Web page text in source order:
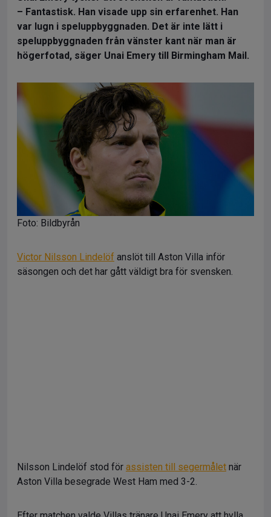
– Fantastisk. Han visade upp sin erfarenhet. Han
var lugn i speluppbyggnaden. Det är inte lätt i
speluppbyggnaden från vänster kant när man är
högerfotad, säger Unai Emery till Birmingham Mail.
Foto: Bildbyrån
Victor Nilsson Lindelöf anslöt till Aston Villa inför
säsongen och det har gått väldigt bra för svensken.
Nilsson Lindelöf stod för assisten till segermålet när
Aston Villa besegrade West Ham med 3-2.